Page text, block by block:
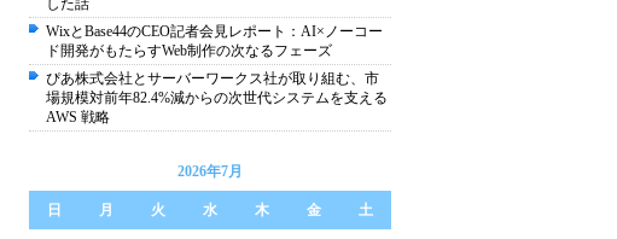
した話
WixとBase44のCEO記者会見レポート：AI×ノーコー
ド開発がもたらすWeb制作の次なるフェーズ
ぴあ株式会社とサーバーワークス社が取り組む、市
場規模対前年82.4%減からの次世代システムを支える
AWS 戦略
2026年7月
日 月 火 水 木 金 土